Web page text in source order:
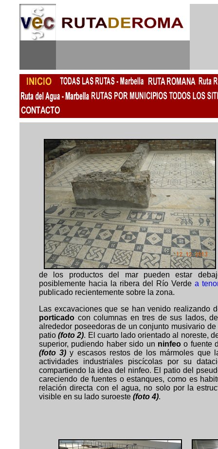
de los productos del mar pueden estar
posiblemente hacia la ribera del Río Verdea
publicado recientemente sobre la zona.
Las excavaciones que se han venido realizando
porticado con columnas en tres de sus lados,
alrededor poseedoras de un conjunto musivario
patio(foto 2). El cuarto lado orientado al noreste,
superior, pudiendo haber sido un ninfeoo fuente
(foto 3) y escasos restos de los mármoles que
actividades industriales piscícolas por su
compartiendo la idea del ninfeo. El patio del
careciendo de fuentes o estanques, como es
relación directa con el agua, no solo por la
visible en su lado suroeste (foto 4).